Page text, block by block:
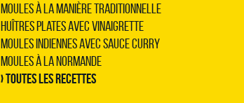
Moules à la manière traditionnelle
Huîtres plates avec vinaigrette
Moules indiennes avec sauce curry
Moules à la normande
› Toutes les recettes